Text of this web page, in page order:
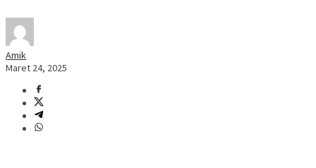
Amik
Maret 24, 2025